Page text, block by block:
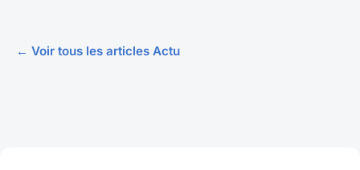
← Voir tous les articles Actu